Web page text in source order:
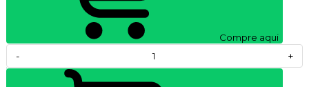
Compre aqui
- +